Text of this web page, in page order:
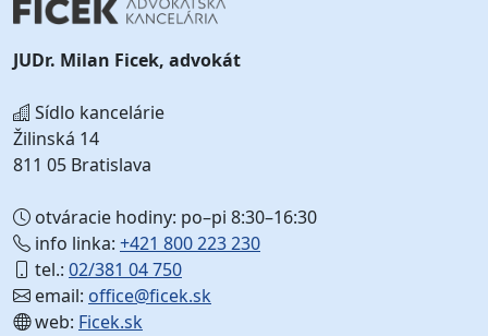
JUDr. Milan Ficek, advokát
Sídlo kancelárie
Žilinská 14
811 05 Bratislava
otváracie hodiny: po–pi 8:30–16:30
info linka: +421 800 223 230
tel.: 02/381 04 750
email: office@ficek.sk
web: Ficek.sk